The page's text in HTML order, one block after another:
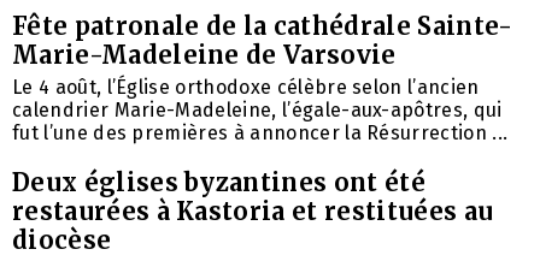
Fête patronale de la cathédrale Sainte-
Marie-Madeleine de Varsovie
Le 4 août, l’Église orthodoxe célèbre selon l’ancien
calendrier Marie-Madeleine, l’égale-aux-apôtres, qui
fut l’une des premières à annoncer la Résurrection ...
Deux églises byzantines ont été
restaurées à Kastoria et restituées au
diocèse